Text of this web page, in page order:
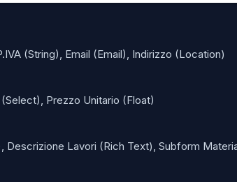
(String), Email (Email), Indirizzo (Location)
Prezzo Unitario (Float)
Descrizione Lavori (Rich Text), Subform